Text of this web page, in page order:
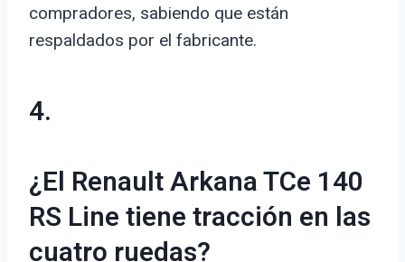
compradores, sabiendo que están
respaldados por el fabricante.
4.
¿El Renault Arkana TCe 140
RS Line tiene tracción en las
cuatro ruedas?